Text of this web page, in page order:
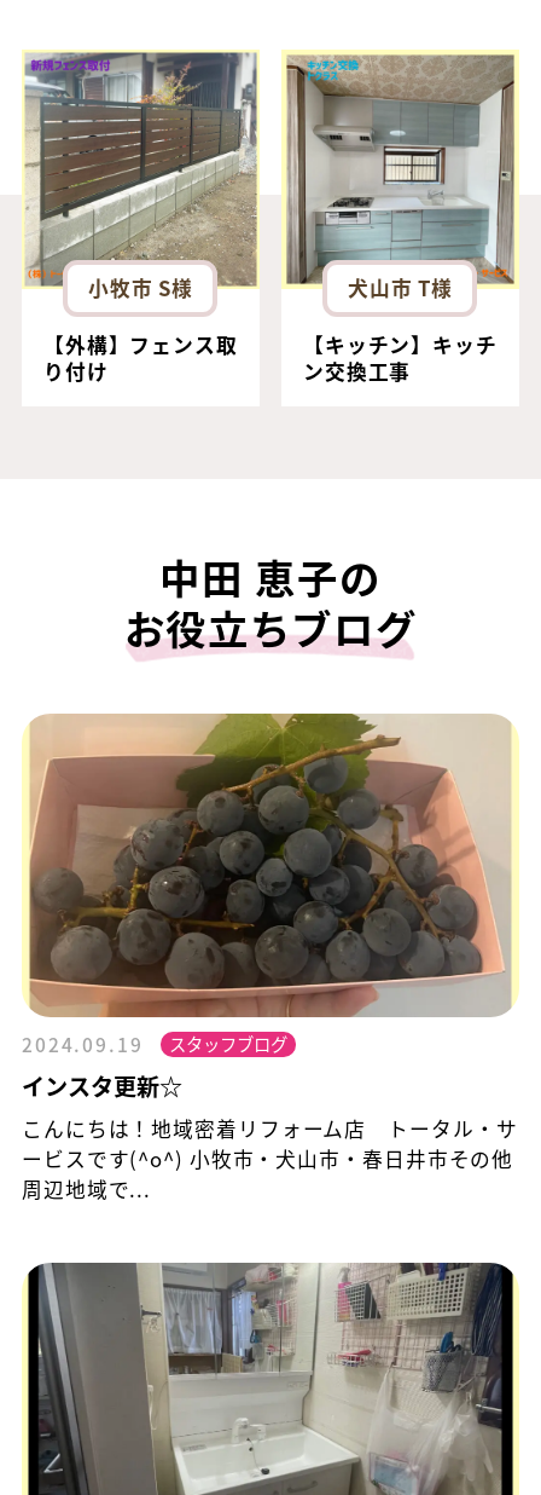
小牧市 S様
【外構】フェンス取
り付け
犬山市 T様
【キッチン】キッチ
ン交換工事
中田 恵子の
お役立ちブログ
2024.09.19 スタッフブログ
インスタ更新☆
こんにちは！地域密着リフォーム店 トータル・サ
ービスです(^o^) 小牧市・犬山市・春日井市その他
周辺地域で...